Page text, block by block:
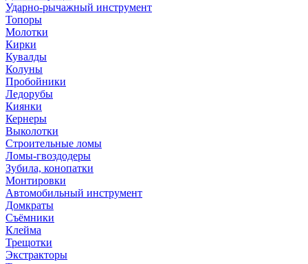
Ударно-рычажный инструмент
Топоры
Молотки
Кирки
Кувалды
Колуны
Пробойники
Ледорубы
Киянки
Кернеры
Выколотки
Строительные ломы
Ломы-гвоздодеры
Зубила, конопатки
Монтировки
Автомобильный инструмент
Домкраты
Съёмники
Клейма
Трещотки
Экстракторы